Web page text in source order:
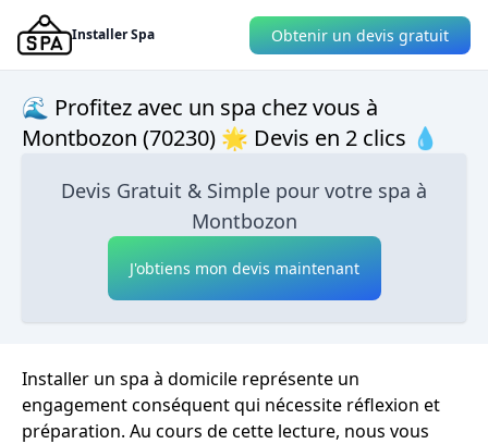
Installer Spa Obtenir un devis gratuit
🌊 Profitez avec un spa chez vous à
Montbozon (70230) 🌟 Devis en 2 clics 💧
Devis Gratuit & Simple pour votre spa à
Montbozon
J'obtiens mon devis maintenant
Installer un spa à domicile représente un
engagement conséquent qui nécessite réflexion et
préparation. Au cours de cette lecture, nous vous